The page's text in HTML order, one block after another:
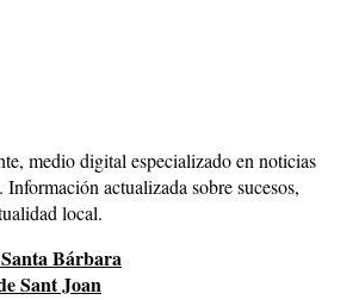
medio digital especializado en noticias
actualizada sobre sucesos,
local.
Bárbara
Sant Joan